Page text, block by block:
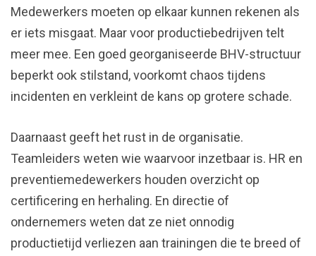
Medewerkers moeten op elkaar kunnen rekenen als
er iets misgaat. Maar voor productiebedrijven telt
meer mee. Een goed georganiseerde BHV-structuur
beperkt ook stilstand, voorkomt chaos tijdens
incidenten en verkleint de kans op grotere schade.
Daarnaast geeft het rust in de organisatie.
Teamleiders weten wie waarvoor inzetbaar is. HR en
preventiemedewerkers houden overzicht op
certificering en herhaling. En directie of
ondernemers weten dat ze niet onnodig
productietijd verliezen aan trainingen die te breed of